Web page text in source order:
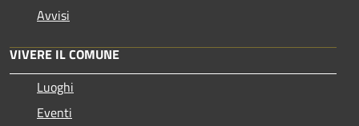
Avvisi
VIVERE IL COMUNE
Luoghi
Eventi